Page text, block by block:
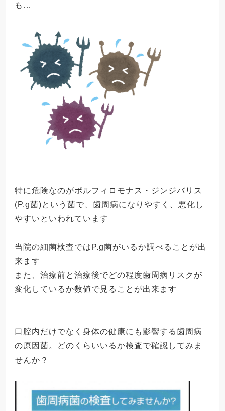
も …
特に危険なのがポルフィロモナス・ジンジバリス
(P.g菌)という菌で、歯周病になりやすく、悪化し
やすいといわれています
当院の細菌検査では P.g菌がいるか調べることが出
来ます
また、治療前と治療後でどの程度歯周病リスクが
変化しているか数値で見ることが出来ます
口腔内だけでなく身体の健康にも影響する歯周病
の原因菌。どのくらいいるか検査で確認してみま
せんか？